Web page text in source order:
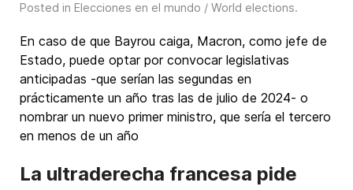
Posted in Elecciones en el mundo / World elections.
En caso de que Bayrou caiga, Macron, como jefe de
Estado, puede optar por convocar legislativas
anticipadas -que serían las segundas en
prácticamente un año tras las de julio de 2024- o
nombrar un nuevo primer ministro, que sería el tercero
en menos de un año
La ultraderecha francesa pide